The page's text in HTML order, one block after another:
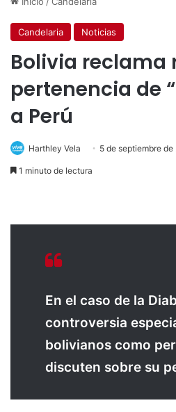
Candelaria Noticias
Bolivia reclama
pertenencia de
a Perú
Harthley Vela 5 de septiembre de
1 minuto de lectura
En el caso de la
controversia
bolivianos como
discuten sobre su